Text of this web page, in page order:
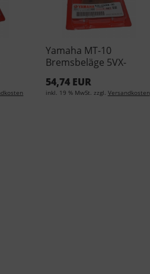
Yamaha MT-10
Bremsbeläge 5VX-
54,74 EUR
inkl. 19 % MwSt. zzgl. Versandkosten